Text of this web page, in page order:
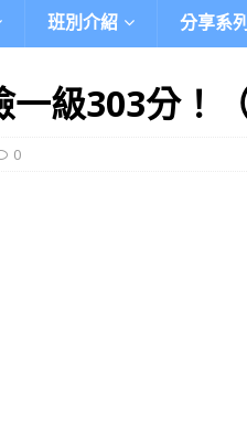
班別介紹 分享系
級303分！（
0